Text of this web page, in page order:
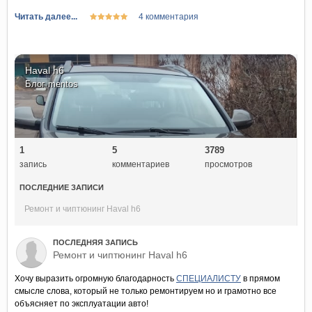
Читать далее... 4 комментария
Haval h6
Блогmentos
1
запись
5
комментариев
3789
просмотров
ПОСЛЕДНИЕ ЗАПИСИ
Ремонт и чиптюнинг Haval h6
ПОСЛЕДНЯЯ ЗАПИСЬ
Ремонт и чиптюнинг Haval h6
Хочу выразить огромную благодарность СПЕЦИАЛИСТУ в прямом
смысле слова, который не только ремонтируем но и грамотно все
объясняет по эксплуатации авто!